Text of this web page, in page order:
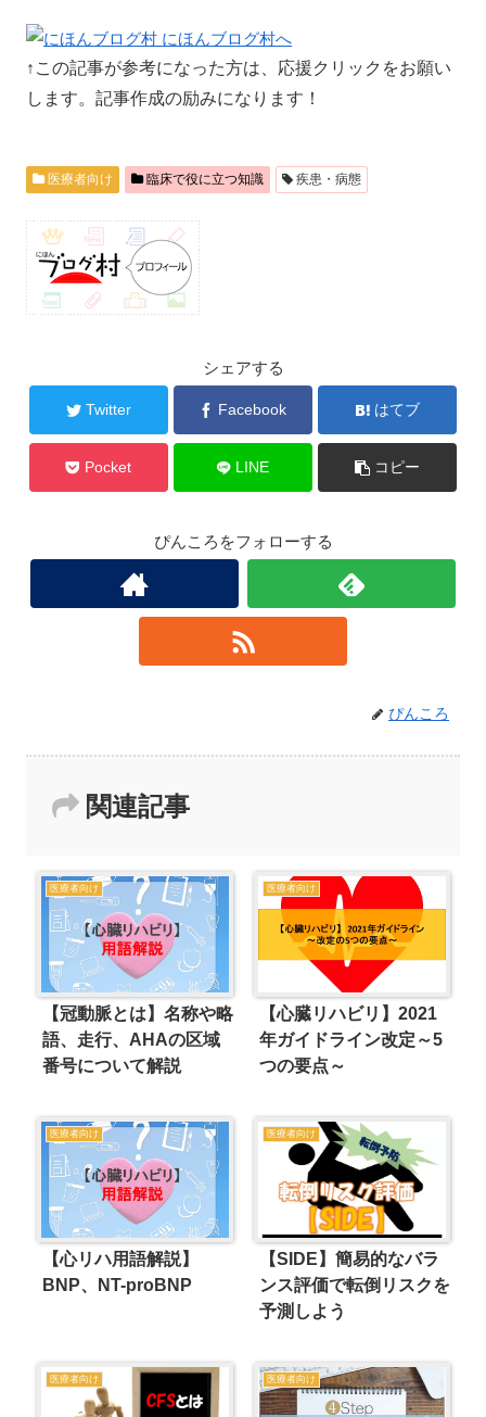
↑この記事が参考になった方は、応援クリックをお願い
します。記事作成の励みになります！
医療者向け 臨床で役に立つ知識 疾患・病態
シェアする
Twitter Facebook はてブ
Pocket LINE コピー
ぴんころをフォローする
ぴんころ
関連記事
医療者向け
【冠動脈とは】名称や略
語、走行、AHAの区域
番号について解説
医療者向け
【心臓リハビリ】2021
年ガイドライン改定～5
つの要点～
医療者向け
【心リハ用語解説】
BNP、NT-proBNP
医療者向け
【SIDE】簡易的なバラ
ンス評価で転倒リスクを
予測しよう
医療者向け 医療者向け